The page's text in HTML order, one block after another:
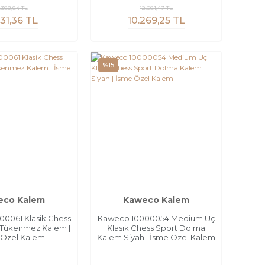
TL
TL
10.269,25 TL
12.081,47 TL
Kalem
Klasik Chess
Kalem |
Kalem
%15
Kaweco Kalem
Kaweco 10000054 Medium Uç
Klasik Chess Sport Dolma
Kalem Siyah | İsme Özel Kalem